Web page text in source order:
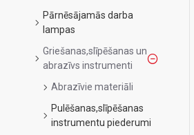
Pārnēsājamās darba
lampas
Griešanas,slīpēšanas un
abrazīvs instrumenti
Abrazīvie materiāli
Pulēšanas,slīpēšanas
instrumentu piederumi